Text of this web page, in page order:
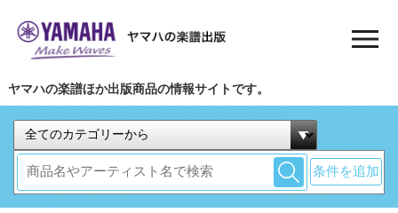
ヤマハの楽譜ほか出版商品の情報サイトです。
条件を追加